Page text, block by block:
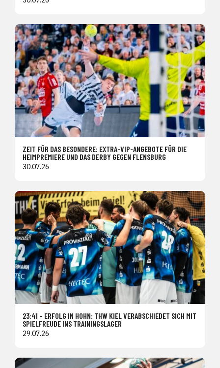
ZEIT FÜR DAS BESONDERE: EXTRA-VIP-ANGEBOTE FÜR DIE
HEIMPREMIERE UND DAS DERBY GEGEN FLENSBURG
30.07.26
23:41 – ERFOLG IN HOHN: THW KIEL VERABSCHIEDET SICH MIT
SPIELFREUDE INS TRAININGSLAGER
29.07.26